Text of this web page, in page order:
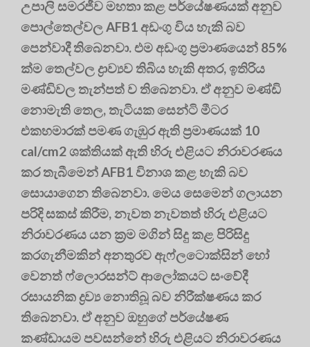
උපාලි සමරජීව මහතා කළ පර්යේෂණයක් අනුව
පොල්තෙල්වල AFB1 අඩංගු විය හැකි බව
පෙන්වාදී තිබෙනවා. එම අඩංගු ප්‍රමාණයෙන් 85%
ක්ම තෙල්වල ද්‍රාව්‍යව තිබිය හැකි අතර, ඉතිරිය
මණ්ඩිවල තැන්පත් ව තිබෙනවා. ඒ අනුව මණ්ඩි
නොමැති තෙල, තැටියක සෙන්ටි මීටර
එකහමාරක් පමණ ගැඹුර ඇති ප්‍රමාණයක් 10
cal/cm2 ශක්තියක් ඇති හිරු එළියට නිරාවරණය
කර තැබීමෙන් AFB1 විනාශ කළ හැකි බව
සොයාගෙන තිබෙනවා. මෙය සෙමෙන් ගලායන
පරිදි සකස් කිරීම, නැවත නැවතත් හිරු එළියට
නිරාවරණය යන ක්‍රම මගින් සිදු කළ පිරිසිදු
කරගැනීමකින් අනතුරව ඇෆ්ලටොක්සින් හෝ
වෙනත් ෆ්ලොරසන්ට් ආලෝකයට සංවේදී
රසායනික ද්‍රව්‍ය නොතිබූ බව නිරීක්ෂණය කර
තිබෙනවා. ඒ අනුව ඔහුගේ පර්යේෂණ
කණ්ඩායම පවසන්නේ හිරු එළියට නිරාවරණය